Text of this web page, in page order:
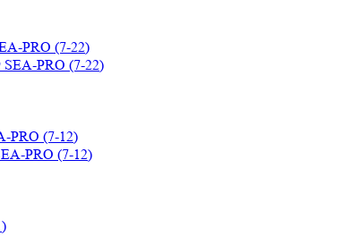
PRO (7-22)
PRO (7-12)